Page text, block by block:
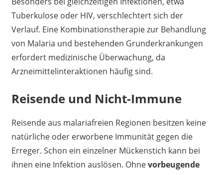
Tuberkulose oder HIV, verschlechtert sich der
Verlauf. Eine Kombinationstherapie zur Behandlung
von Malaria und bestehenden Grunderkrankungen
erfordert medizinische Überwachung, da
Arzneimittelinteraktionen häufig sind.
Reisende und Nicht-Immune
Reisende aus malariafreien Regionen besitzen keine
natürliche oder erworbene Immunität gegen die
Erreger. Schon ein einzelner Mückenstich kann bei
ihnen eine Infektion auslösen. Ohnevorbeugende